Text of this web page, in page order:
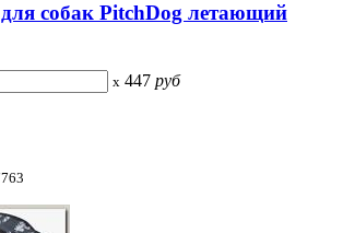
собак PitchDog летающий
x 447 руб